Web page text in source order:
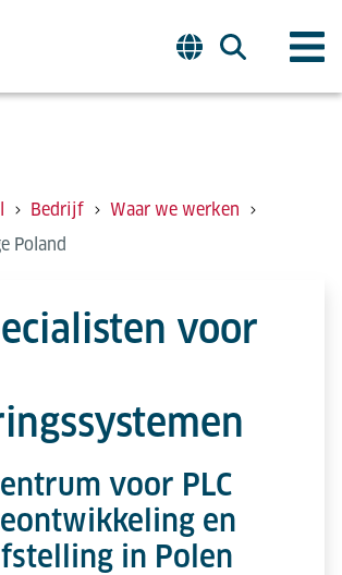
Bedrijf
Waar we werken
Poland
voor
voor PLC
en
in Polen